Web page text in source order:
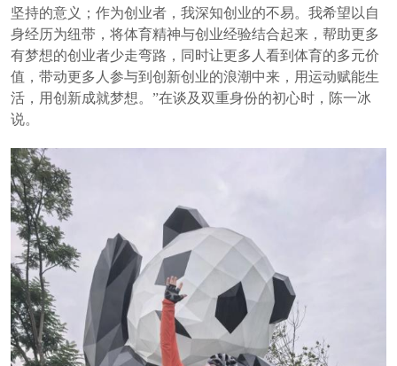
坚持的意义；作为创业者，我深知创业的不易。我希望以自
身经历为纽带，将体育精神与创业经验结合起来，帮助更多
有梦想的创业者少走弯路，同时让更多人看到体育的多元价
值，带动更多人参与到创新创业的浪潮中来，用运动赋能生
活，用创新成就梦想。”在谈及双重身份的初心时，陈一冰
说。